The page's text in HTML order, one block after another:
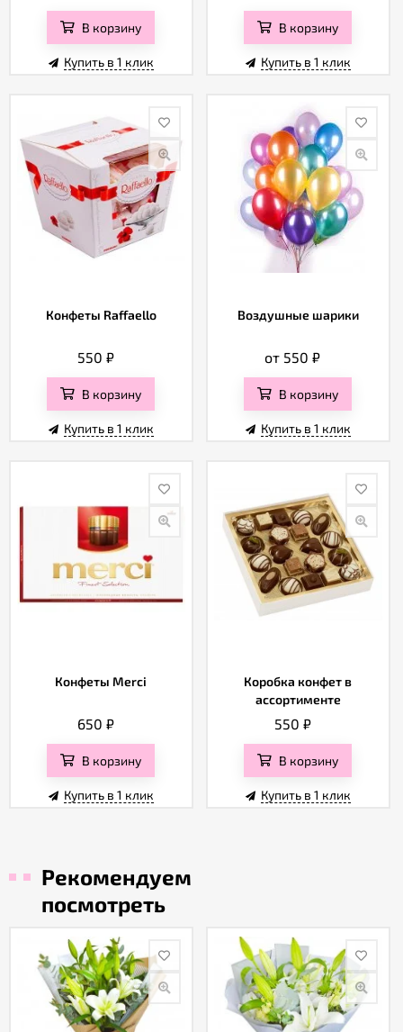
В корзину
Купить в 1 клик
В корзину
Купить в 1 клик
Конфеты Raffaello
550 ₽
В корзину
Купить в 1 клик
Воздушные шарики
от 550₽
В корзину
Купить в 1 клик
Конфеты Merci
650 ₽
В корзину
Купить в 1 клик
Коробка конфет в
ассортименте
550 ₽
В корзину
Купить в 1 клик
Рекомендуем
посмотреть